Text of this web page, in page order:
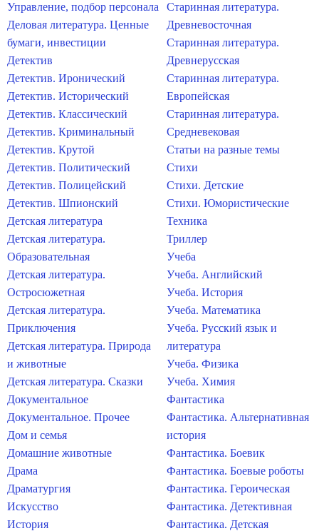
Управление, подбор персонала
Деловая литература. Ценные
бумаги, инвестиции
Детектив
Детектив. Иронический
Детектив. Исторический
Детектив. Классический
Детектив. Криминальный
Детектив. Крутой
Детектив. Политический
Детектив. Полицейский
Детектив. Шпионский
Детская литература
Детская литература.
Образовательная
Детская литература.
Остросюжетная
Детская литература.
Приключения
Детская литература. Природа
и животные
Детская литература. Сказки
Документальное
Документальное. Прочее
Дом и семья
Домашние животные
Драма
Драматургия
Искусство
История
Старинная литература.
Древневосточная
Старинная литература.
Древнерусская
Старинная литература.
Европейская
Старинная литература.
Средневековая
Статьи на разные темы
Стихи
Стихи. Детские
Стихи. Юмористические
Техника
Триллер
Учеба
Учеба. Английский
Учеба. История
Учеба. Математика
Учеба. Русский язык и
литература
Учеба. Физика
Учеба. Химия
Фантастика
Фантастика. Альтернативная
история
Фантастика. Боевик
Фантастика. Боевые роботы
Фантастика. Героическая
Фантастика. Детективная
Фантастика. Детская